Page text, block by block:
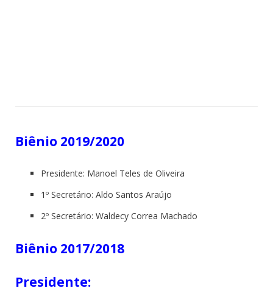
Biênio 2019/2020
Presidente: Manoel Teles de Oliveira
1º Secretário: Aldo Santos Araújo
2º Secretário: Waldecy Correa Machado
Biênio 2017/2018
Presidente: